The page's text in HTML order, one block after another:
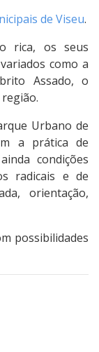
de Viseu.
rica, os seus
como a
Assado, o
Urbano de
a prática de
condições
radicais e de
orientação,
possibilidades